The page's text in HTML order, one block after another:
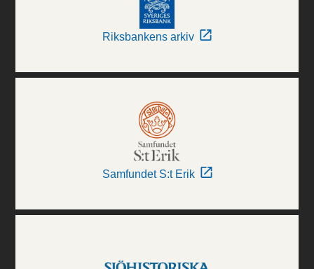
Riksbankens arkiv
Samfundet S:t Erik